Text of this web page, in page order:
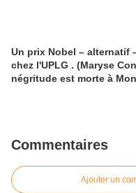
Un prix Nobel – alternatif
chez l'UPLG . (Maryse
négritude est morte à
Commentaires
Ajouter un